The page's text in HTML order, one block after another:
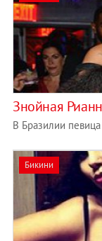
Знойная
В Бразилии
Бикини